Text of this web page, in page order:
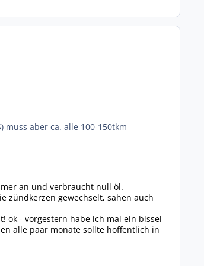
aber ca. alle 100-150tkm
an und verbraucht null öl.
zündkerzen gewechselt, sahen auch
ok - vorgestern habe ich mal ein bissel
alle paar monate sollte hoffentlich in